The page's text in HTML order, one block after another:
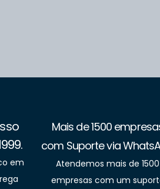
em
Mais de 1500
com Suporte via
Atendemos mais de 1500
empresas com um